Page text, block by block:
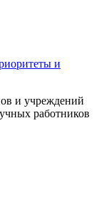
и
и учреждений
работников